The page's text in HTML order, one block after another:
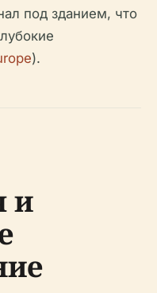
под зданием, что
).
и